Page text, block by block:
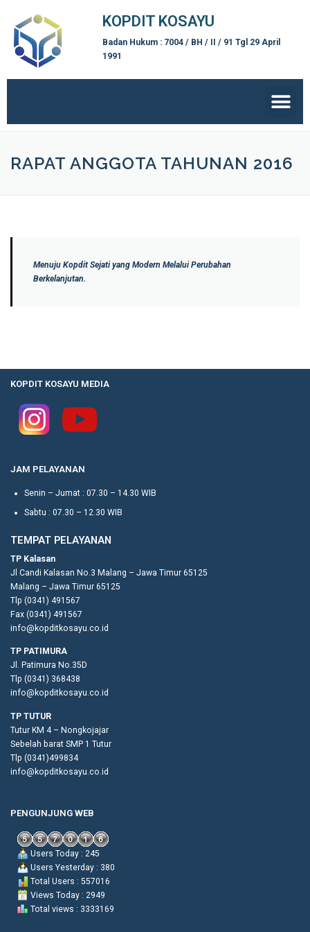
KOPDIT KOSAYU
Badan Hukum : 7004 / BH / II / 91 Tgl 29 April
1991
RAPAT ANGGOTA TAHUNAN 2016
Menuju Kopdit Sejati yang Modern Melalui Perubahan
Berkelanjutan.
KOPDIT KOSAYU MEDIA
JAM PELAYANAN
Senin – Jumat : 07.30 – 14.30 WIB
Sabtu : 07.30 – 12.30 WIB
TEMPAT PELAYANAN
TP Kalasan
Jl Candi Kalasan No.3 Malang – Jawa Timur 65125
Malang – Jawa Timur 65125
Tlp (0341) 491567
Fax (0341) 491567
info@kopditkosayu.co.id
TP PATIMURA
Jl. Patimura No.35D
Tlp (0341) 368438
info@kopditkosayu.co.id
TP TUTUR
Tutur KM 4 – Nongkojajar
Sebelah barat SMP 1 Tutur
Tlp (0341)499834
info@kopditkosayu.co.id
PENGUNJUNG WEB
Users Today : 245
Users Yesterday : 380
Total Users : 557016
Views Today : 2949
Total views : 3333169